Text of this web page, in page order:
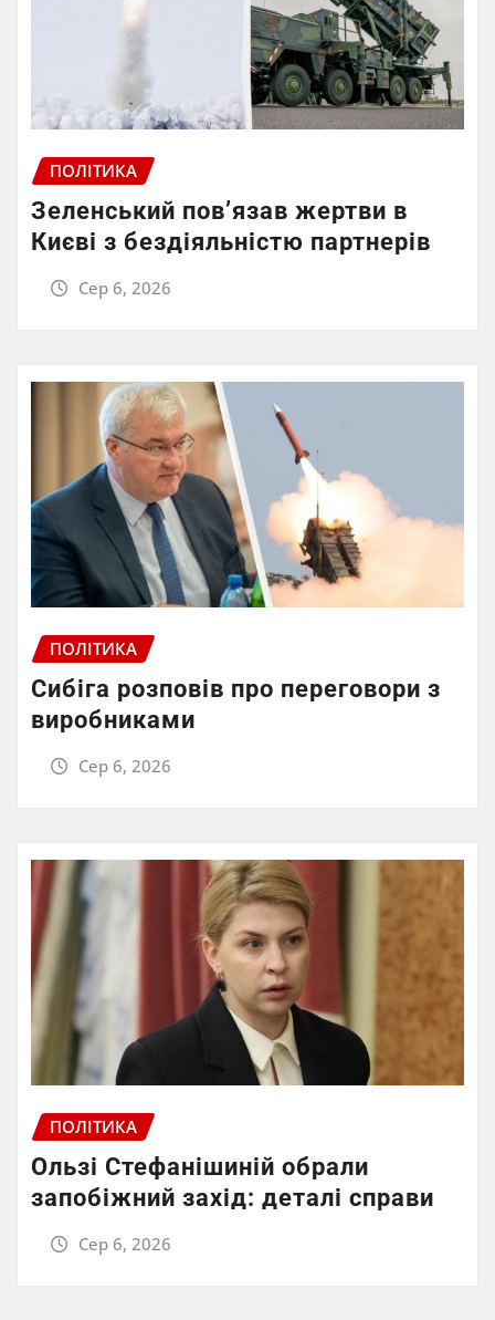
ПОЛІТИКА
Зеленський пов’язав жертви в
Києві з бездіяльністю партнерів
Сер 6, 2026
ПОЛІТИКА
Сибіга розповів про переговори з
виробниками
Сер 6, 2026
ПОЛІТИКА
Ользі Стефанішиній обрали
запобіжний захід: деталі справи
Сер 6, 2026